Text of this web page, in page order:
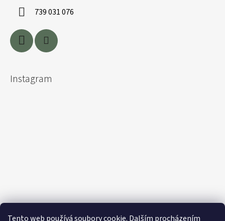
Tento web používá soubory cookie. Dalším procházením
739 031 076
Instagram